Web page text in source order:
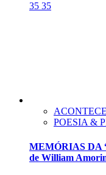
35 35
ACONTECE
POESIA &
MEMÓRIAS DA
de William